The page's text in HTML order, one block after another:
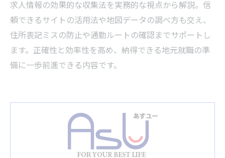
求人情報の効果的な収集法を実務的な視点から解説。信
頼できるサイトの活用法や地図データの調べ方も交え、
住所表記ミスの防止や通勤ルートの確認までサポートし
ます。正確性と効率性を高め、納得できる地元就職の準
備に一歩前進できる内容です。